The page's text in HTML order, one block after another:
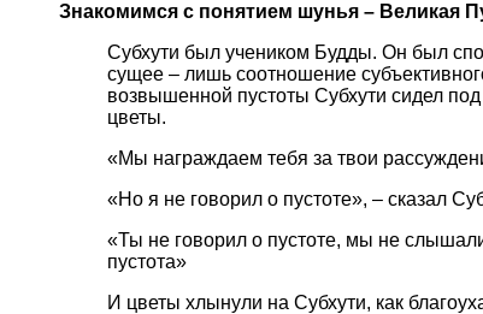
Знакомимся с понятием шунья – Великая
Субхути был учеником Будды. Он был
сущее – лишь соотношение
возвышенной пустоты Субхути сидел
цветы.
«Мы награждаем тебя за твои
«Но я не говорил о пустоте», – сказал
«Ты не говорил о пустоте, мы не слышали
пустота»
И цветы хлынули на Субхути, как